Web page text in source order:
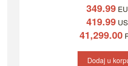
349.99
419.99
41,299.00
Dodaj u